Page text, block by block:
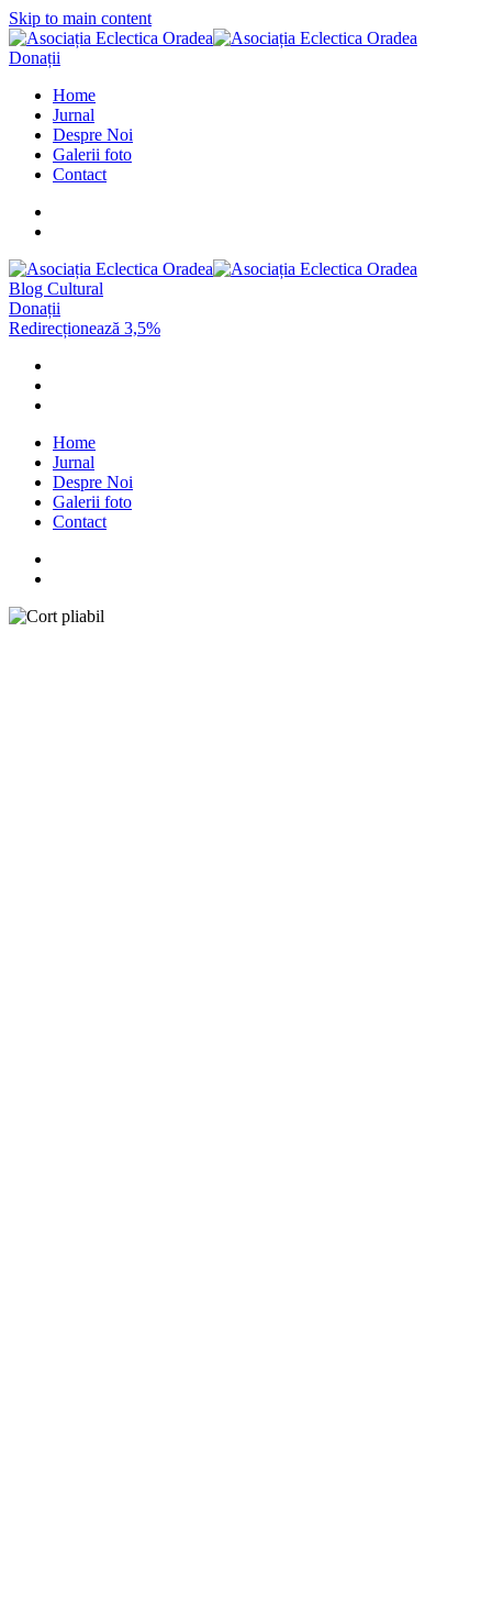
Skip to main content
Donații
Home
Jurnal
Despre Noi
Galerii foto
Contact
Blog Cultural
Donații
Redirecționează 3,5%
Home
Jurnal
Despre Noi
Galerii foto
Contact